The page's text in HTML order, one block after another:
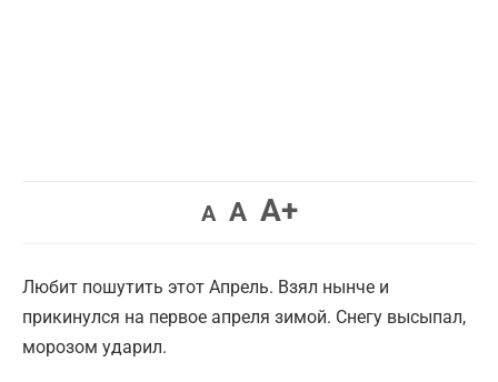
AУменьшить
AВернуть
A+Увеличить
Любит пошутить этот Апрель. Взял нынче и
прикинулся на первое апреля зимой. Снегу высыпал,
морозом ударил.